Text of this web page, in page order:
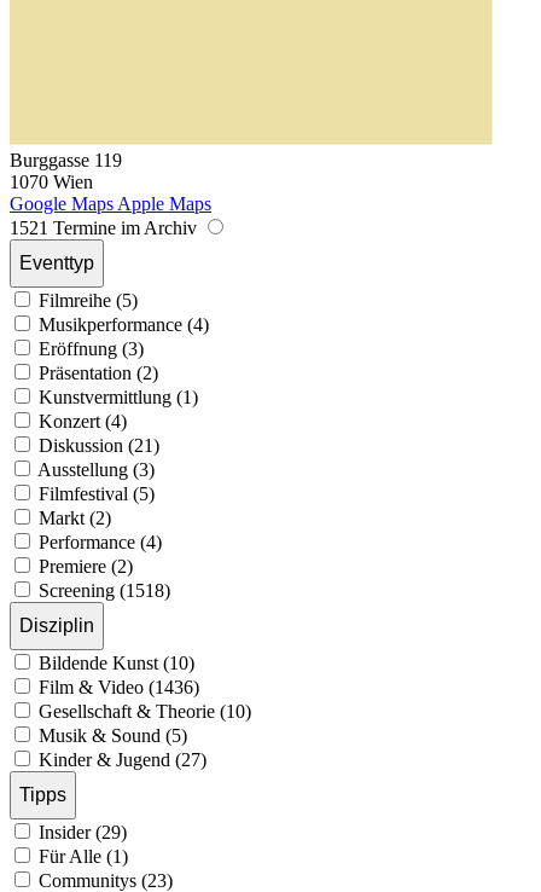
Burggasse 119
1070 Wien
Google Maps Apple Maps
1521 Termine im Archiv
Eventtyp
Filmreihe (5)
Musikperformance (4)
Eröffnung (3)
Präsentation (2)
Kunstvermittlung (1)
Konzert (4)
Diskussion (21)
Ausstellung (3)
Filmfestival (5)
Markt (2)
Performance (4)
Premiere (2)
Screening (1518)
Disziplin
Bildende Kunst (10)
Film & Video (1436)
Gesellschaft & Theorie (10)
Musik & Sound (5)
Kinder & Jugend (27)
Tipps
Insider (29)
Für Alle (1)
Communitys (23)